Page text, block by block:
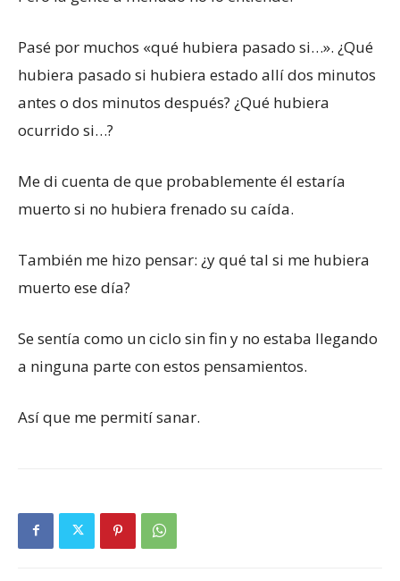
Pasé por muchos «qué hubiera pasado si…». ¿Qué
hubiera pasado si hubiera estado allí dos minutos
antes o dos minutos después? ¿Qué hubiera
ocurrido si…?
Me di cuenta de que probablemente él estaría
muerto si no hubiera frenado su caída.
También me hizo pensar: ¿y qué tal si me hubiera
muerto ese día?
Se sentía como un ciclo sin fin y no estaba llegando
a ninguna parte con estos pensamientos.
Así que me permití sanar.